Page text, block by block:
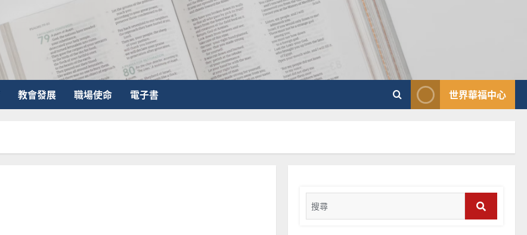
教會發展 職場使命 電子書 世界華福中心
Search
for:
普世宣教
向穆斯林傳福音的可行策略
｜黃約瑟
2025-02-20
差傳過來人的佳美見證｜歐
余自力